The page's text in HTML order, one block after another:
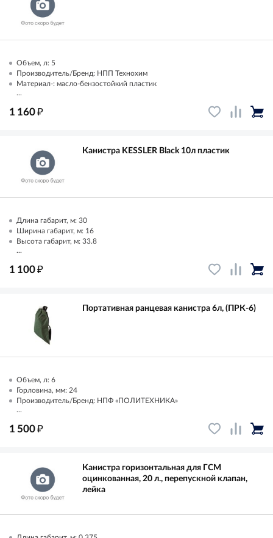
Объем, л: 5
Производитель/Бренд: НПП Технохим
Материал-: масло-бензостойкий пластик
...
1 160₽
Канистра KESSLER Black 10л пластик
Длина габарит, м: 30
Ширина габарит, м: 16
Высота габарит, м: 33.8
...
1 100₽
Портативная ранцевая канистра 6л, (ПРК-6)
Объем, л: 6
Горловина, мм: 24
Производитель/Бренд: НПФ «ПОЛИТЕХНИКА»
...
1 500₽
Канистра горизонтальная для ГСМ
оцинкованная, 20 л., перепускной клапан,
лейка